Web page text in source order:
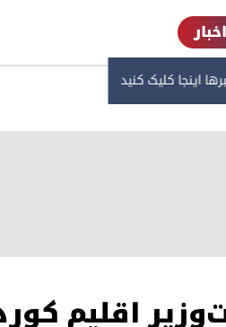
اینجا کلیک کنید
اقلیم